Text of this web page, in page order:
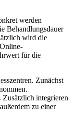
werden
Behandlungsdauer
wird die
für die
Zunächst
integrieren
zu einer